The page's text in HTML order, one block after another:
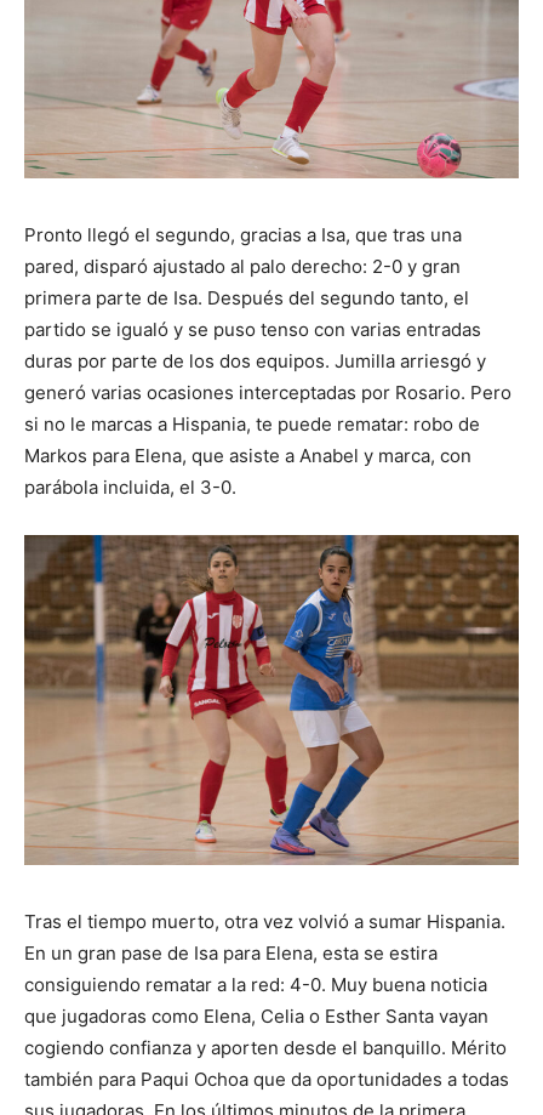
Pronto llegó el segundo, gracias a Isa, que tras una
pared, disparó ajustado al palo derecho: 2-0 y gran
primera parte de Isa. Después del segundo tanto, el
partido se igualó y se puso tenso con varias entradas
duras por parte de los dos equipos. Jumilla arriesgó y
generó varias ocasiones interceptadas por Rosario. Pero
si no le marcas a Hispania, te puede rematar: robo de
Markos para Elena, que asiste a Anabel y marca, con
parábola incluida, el 3-0.
Tras el tiempo muerto, otra vez volvió a sumar Hispania.
En un gran pase de Isa para Elena, esta se estira
consiguiendo rematar a la red: 4-0. Muy buena noticia
que jugadoras como Elena, Celia o Esther Santa vayan
cogiendo confianza y aporten desde el banquillo. Mérito
también para Paqui Ochoa que da oportunidades a todas